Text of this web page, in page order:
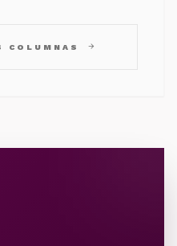
COLUMNAS arrow_forward